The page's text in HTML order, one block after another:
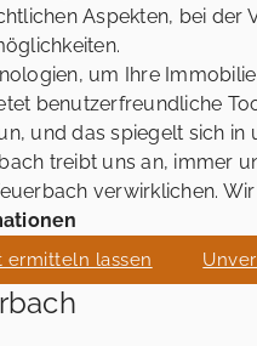
Aspekten, bei
um Ihre
benutzerfreundliche
und das spiegelt sich
treibt uns an, immer
verwirklichen.
lassen